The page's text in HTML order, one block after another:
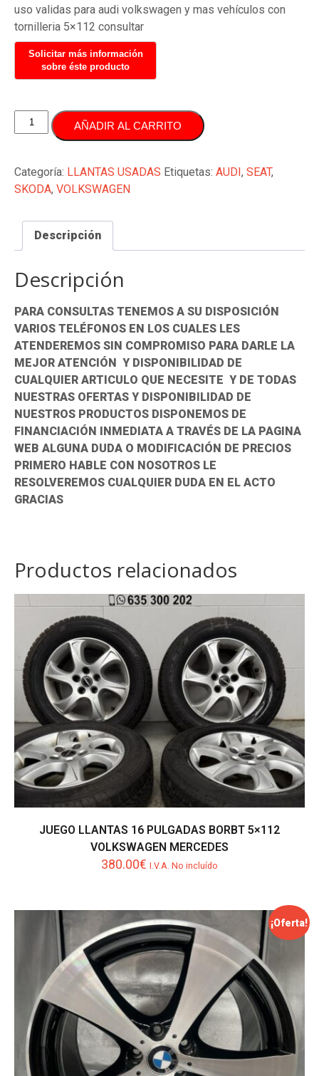
uso validas para audi volkswagen y mas vehículos con
tornilleria 5×112 consultar
JUEGO
DE
16
PULGADAS
AUDI
SEAT
5X112
cantidad
AÑADIR AL CARRITO
Categoría: LLANTAS USADAS Etiquetas: AUDI, SEAT,
SKODA, VOLKSWAGEN
Descripción
Descripción
PARA CONSULTAS TENEMOS A SU DISPOSICIÓN
VARIOS TELÉFONOS EN LOS CUALES LES
ATENDEREMOS SIN COMPROMISO PARA DARLE LA
MEJOR ATENCIÓN Y DISPONIBILIDAD DE
CUALQUIER ARTICULO QUE NECESITE Y DE TODAS
NUESTRAS OFERTAS Y DISPONIBILIDAD DE
NUESTROS PRODUCTOS DISPONEMOS DE
FINANCIACIÓN INMEDIATA A TRAVÉS DE LA PAGINA
WEB ALGUNA DUDA O MODIFICACIÓN DE PRECIOS
PRIMERO HABLE CON NOSOTROS LE
RESOLVEREMOS CUALQUIER DUDA EN EL ACTO
GRACIAS
Productos relacionados
JUEGO LLANTAS 16 PULGADAS BORBT 5×112
VOLKSWAGEN MERCEDES
380.00€ I.V.A. No incluído
¡Oferta!